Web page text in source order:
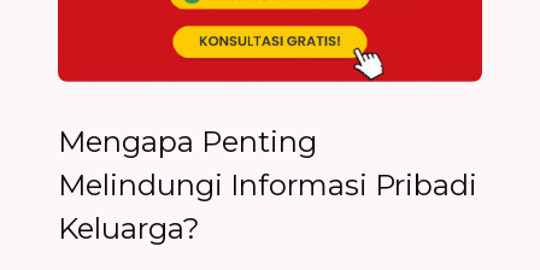
Mengapa Penting
Melindungi Informasi Pribadi
Keluarga?